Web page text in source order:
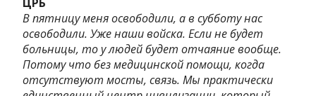
В пятницу меня освободили, а в субботу нас
освободили. Уже наши войска. Если не будет
больницы, то у людей будет отчаяние вообще.
Потому что без медицинской помощи, когда
отсутствуют мосты, связь. Мы практически